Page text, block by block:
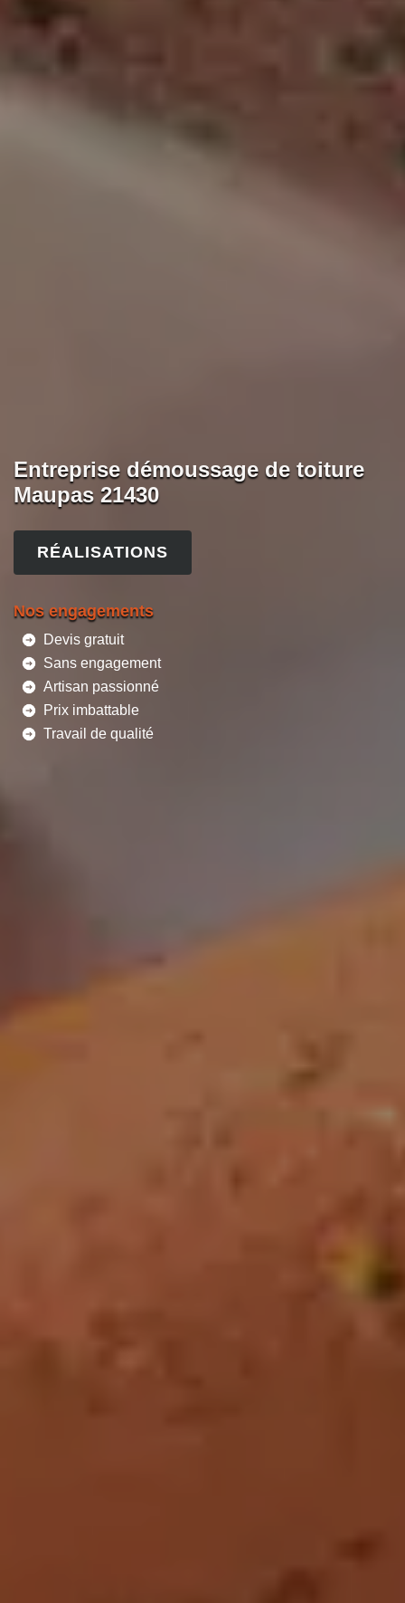
Entreprise démoussage de toiture
Maupas 21430
RÉALISATIONS
Nos engagements
Devis gratuit
Sans engagement
Artisan passionné
Prix imbattable
Travail de qualité